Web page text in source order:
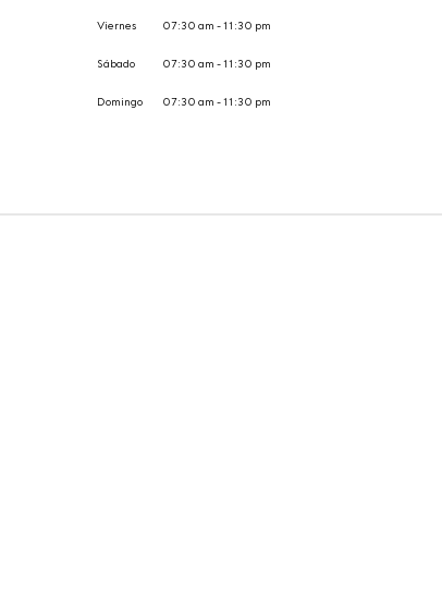
Viernes 07:30 am - 11:30 pm
Sábado 07:30 am - 11:30 pm
Domingo 07:30 am - 11:30 pm